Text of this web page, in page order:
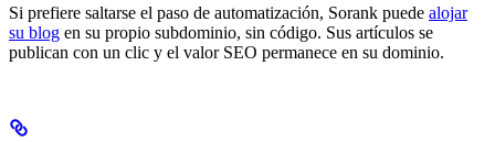
Si prefiere saltarse el paso de automatización, Sorank puede alojar
su blog en su propio subdominio, sin código. Sus artículos se
publican con un clic y el valor SEO permanece en su dominio.